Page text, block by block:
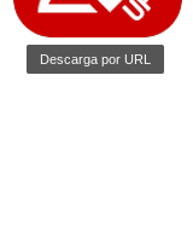
Descarga por URL